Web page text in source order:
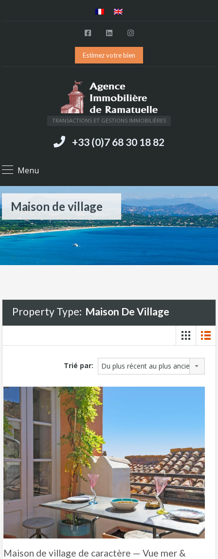
Estimez votre bien
TRANSACTIONS ET GESTIONS IMMOBILIÈRES
+33 (0)7 68 30 18 82
Menu
Maison de village
Property Type: Maison De Village
Trié par: Du plus récent au plus ancien
Maison de village de caractère — Vue mer &